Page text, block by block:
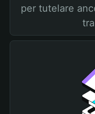
per tutelare